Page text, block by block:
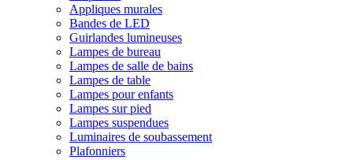
Appliques murales
Bandes de LED
Guirlandes lumineuses
Lampes de bureau
Lampes de salle de bains
Lampes de table
Lampes pour enfants
Lampes sur pied
Lampes suspendues
Luminaires de soubassement
Plafonniers